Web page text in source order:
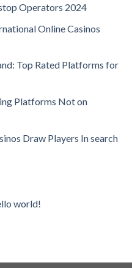
Operators 2024
Online Casinos
Top Rated Platforms for
Platforms Not on
Draw Players In search
world!